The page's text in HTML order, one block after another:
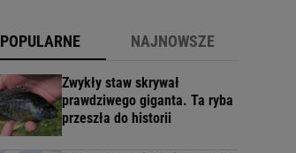
POPULARNE NAJNOWSZE
Zwykły staw skrywał
prawdziwego giganta. Ta ryba
przeszła do historii